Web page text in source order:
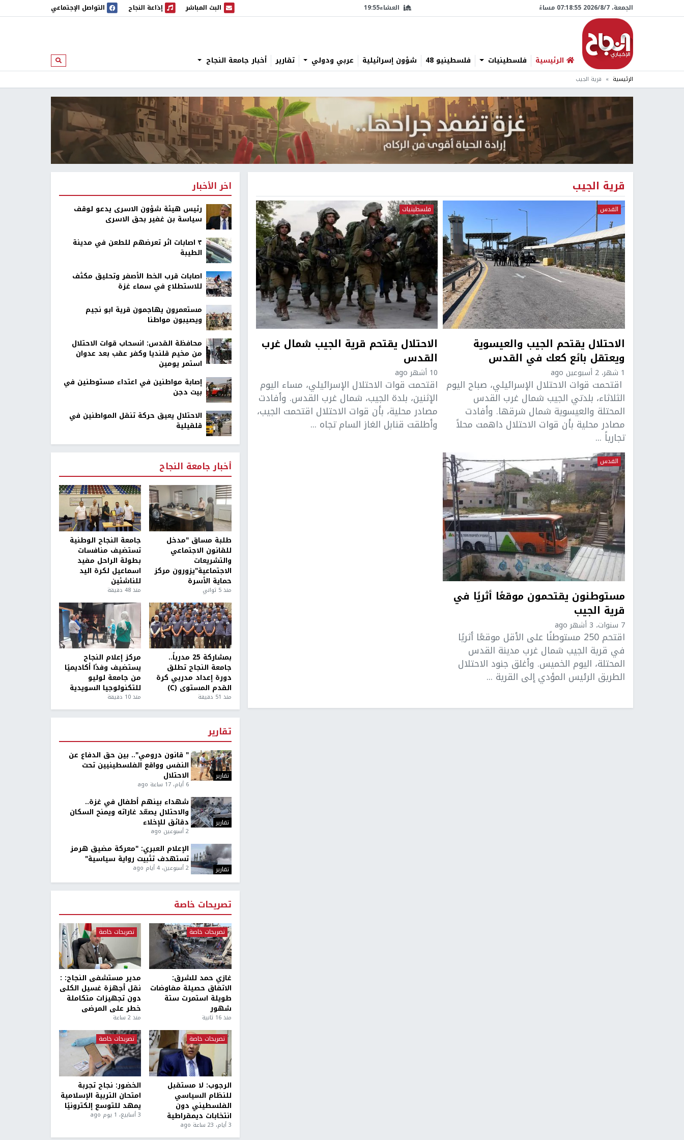
الجمعة، 7/‏8/‏2026 07:18:55 مساءً العشاء19:55 البث المباشر
البث المباشر إذاعة النجاح
إذاعة النجاح التواصل الإجتماعي
الرئيسية فلسطينيات فلسطينيو 48 شؤون إسرائيلية عربي ودولي تقارير أخبار جامعة النجاح ابحث
الرئيسية قرية الجيب
قرية الجيب
القدس
الاحتلال يقتحم الجيب والعيسوية
ويعتقل بائع كعك في القدس
1 شهر، 2 أسبوعين ago
اقتحمت قوات الاحتلال الإسرائيلي، صباح اليوم
الثلاثاء، بلدتي الجيب شمال غرب القدس
المحتلة والعيسوية شمال شرقها. وأفادت
مصادر محلية بأن قوات الاحتلال داهمت محلاً
تجارياً ...
فلسطينيات
الاحتلال يقتحم قرية الجيب شمال غرب
القدس
10 أشهر ago
اقتحمت قوات الاحتلال الإسرائيلي، مساء اليوم
الإثنين، بلدة الجيب، شمال غرب القدس. وأفادت
مصادر محلية، بأن قوات الاحتلال اقتحمت الجيب،
وأطلقت قنابل الغاز السام تجاه ...
القدس
مستوطنون يقتحمون موقعًا أثريًا في
قرية الجيب
7 سنوات، 3 أشهر ago
اقتحم 250 مستوطنًا على الأقل موقعًا أثريًا
في قرية الجيب شمال غرب مدينة القدس
المحتلة، اليوم الخميس. وأغلق جنود الاحتلال
الطريق الرئيس المؤدي إلى القرية ...
اخر الأخبار
رئيس هيئة شؤون الاسرى يدعو لوقف
سياسة بن غفير بحق الاسرى
٣ اصابات اثر تعرضهم للطعن في مدينة
الطيبة
اصابات قرب الخط الأصفر وتحليق مكثف
للاستطلاع في سماء غزة
مستعمرون يهاجمون قرية ابو نجيم
ويصيبون مواطنا
محافظة القدس: انسحاب قوات الاحتلال
من مخيم قلنديا وكفر عقب بعد عدوان
استمر يومين
إصابة مواطنين في اعتداء مستوطنين في
بيت دجن
الاحتلال يعيق حركة تنقل المواطنين في
قلقيلية
أخبار جامعة النجاح
طلبة مساق "مدخل
للقانون الاجتماعي
والتشريعات
الاجتماعية"يزورون مركز
حماية الأسرة
منذ 5 ثواني
جامعة النجاح الوطنية
تستضيف منافسات
بطولة الراحل مفيد
اسماعيل لكرة اليد
للناشئين
منذ 48 دقيقة
بمشاركة 25 مدرباً..
جامعة النجاح تطلق
دورة إعداد مدربي كرة
القدم المستوى (C)
منذ 51 دقيقة
مركز إعلام النجاح
يستضيف وفدًا أكاديميًا
من جامعة لوليو
للتكنولوجيا السويدية
منذ 10 دقيقة
تقارير
تقارير
" قانون درومي".. بين حق الدفاع عن
النفس وواقع الفلسطينيين تحت
الاحتلال
6 أيام، 17 ساعة ago
تقارير
شهداء بينهم أطفال في غزة..
والاحتلال يصعّد غاراته ويمنح السكان
دقائق للإخلاء
2 أسبوعين ago
تقارير
الإعلام العبري: "معركة مضيق هرمز
تستهدف تثبيت رواية سياسية"
2 أسبوعين، 4 أيام ago
تصريحات خاصة
تصريحات خاصة
غازي حمد للشرق:
الاتفاق حصيلة مفاوضات
طويلة استمرت ستة
شهور
منذ 16 ثانية
تصريحات خاصة
مدير مستشفى النجاح: :
نقل أجهزة غسيل الكلى
دون تجهيزات متكاملة
خطر على المرضى
منذ 2 ساعة
تصريحات خاصة
الرجوب: لا مستقبل
للنظام السياسي
الفلسطيني دون
انتخابات ديمقراطية
3 أيام، 23 ساعة ago
تصريحات خاصة
الخضور: نجاح تجربة
امتحان التربية الإسلامية
يمهد للتوسع إلكترونيًا
3 أسابيع، 1 يوم ago